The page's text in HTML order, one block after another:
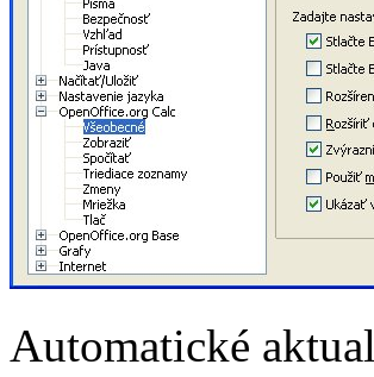
Automatické